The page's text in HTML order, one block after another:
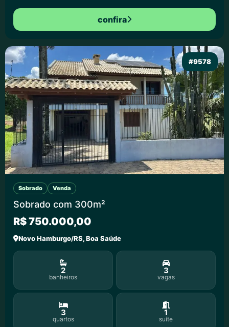
confira
#9578
Sobrado Venda
Sobrado com 300m²
R$ 750.000,00
Novo Hamburgo/RS, Boa Saúde
2
banheiros
3
vagas
3
quartos
1
suíte